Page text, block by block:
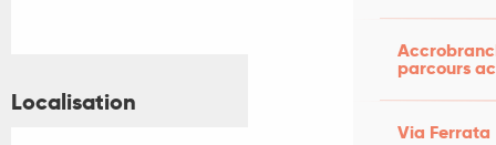
parcours
Via Ferrata
Localisation